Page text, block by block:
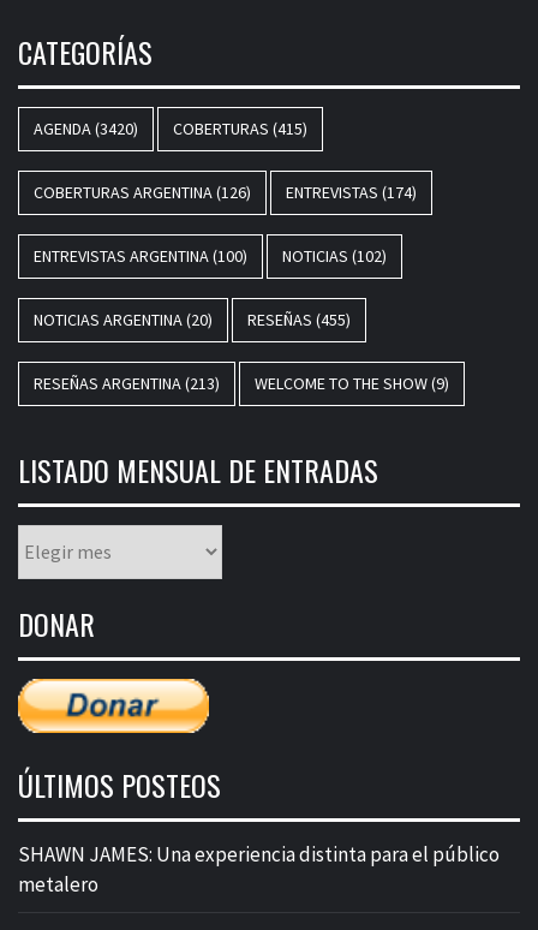
CATEGORÍAS
AGENDA(3420) COBERTURAS (415)
COBERTURAS ARGENTINA(126) ENTREVISTAS (174)
ENTREVISTAS ARGENTINA(100) NOTICIAS (102)
NOTICIAS ARGENTINA(20) RESEÑAS (455)
RESEÑAS ARGENTINA(213) WELCOME TO THE SHOW(9)
LISTADO MENSUAL DE ENTRADAS
mensual
entradas
DONAR
ÚLTIMOS POSTEOS
SHAWN JAMES: Una experiencia distinta para el público
metalero